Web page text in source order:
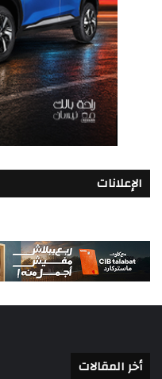
الإعلانات
أخر المقالات